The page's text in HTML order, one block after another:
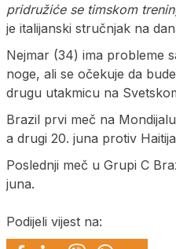
pridružiće se timskom
je italijanski stručnjak na
Nejmar (34) ima probleme
noge, ali se očekuje da
drugu utakmicu na
Brazil prvi meč na
a drugi 20. juna protiv
Poslednji meč u Grupi C
juna.
Podijeli vijest na: